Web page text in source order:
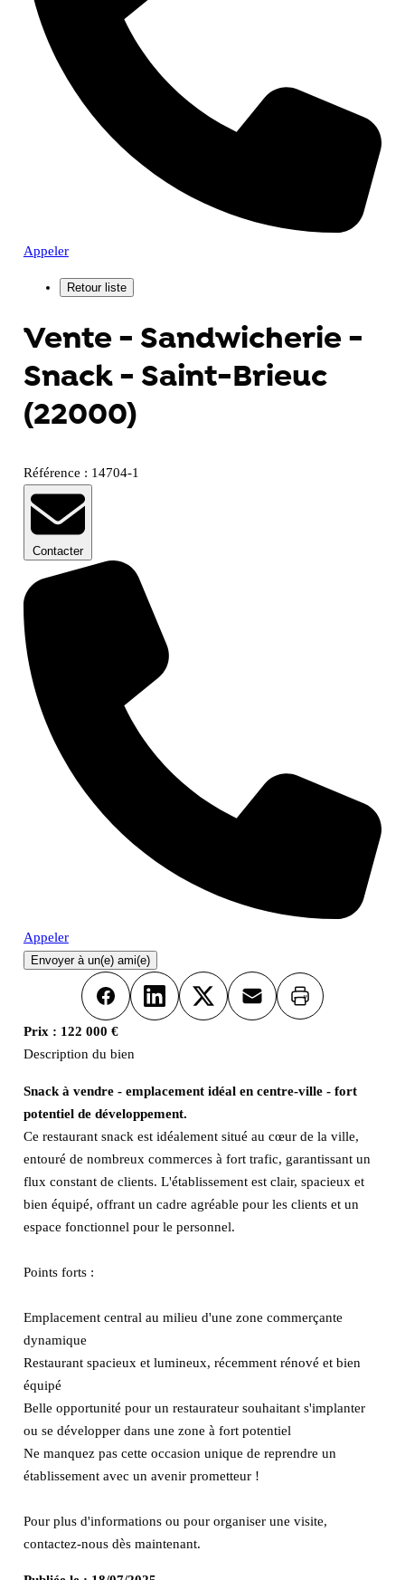
Appeler
Vente - Sandwicherie -
Snack - Saint-Brieuc
(22000)
Référence : 14704-1
Contacter
Appeler
Envoyer à un(e) ami(e)
FacebookLinkedInX Email Imprimer
Prix : 122 000 €
Description du bien
Snack à vendre - emplacement idéal en centre-ville - fort
potentiel de développement.
Ce restaurant snack est idéalement situé au cœur de la ville,
entouré de nombreux commerces à fort trafic, garantissant un
flux constant de clients. L'établissement est clair, spacieux et
bien équipé, offrant un cadre agréable pour les clients et un
espace fonctionnel pour le personnel.
Points forts :
Emplacement central au milieu d'une zone commerçante
dynamique
Restaurant spacieux et lumineux, récemment rénové et bien
équipé
Belle opportunité pour un restaurateur souhaitant s'implanter
ou se développer dans une zone à fort potentiel
Ne manquez pas cette occasion unique de reprendre un
établissement avec un avenir prometteur !
Pour plus d'informations ou pour organiser une visite,
contactez-nous dès maintenant.